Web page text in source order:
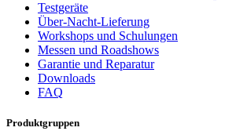
Testgeräte
Über-Nacht-Lieferung
Workshops und Schulungen
Messen und Roadshows
Garantie und Reparatur
Downloads
FAQ
Produktgruppen